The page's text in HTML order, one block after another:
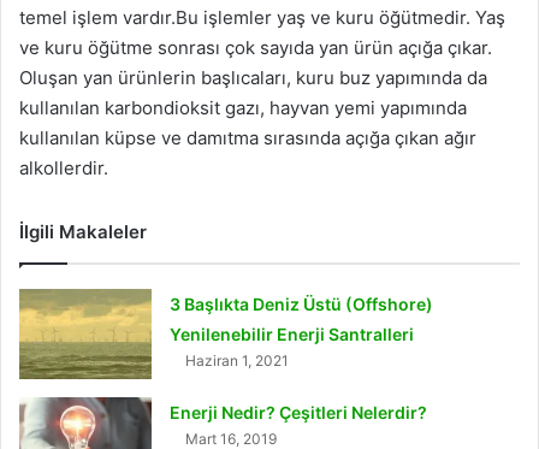
temel işlem vardır.Bu işlemler yaş ve kuru öğütmedir. Yaş
ve kuru öğütme sonrası çok sayıda yan ürün açığa çıkar.
Oluşan yan ürünlerin başlıcaları, kuru buz yapımında da
kullanılan karbondioksit gazı, hayvan yemi yapımında
kullanılan küpse ve damıtma sırasında açığa çıkan ağır
alkollerdir.
İlgili Makaleler
3 Başlıkta Deniz Üstü (Offshore)
Yenilenebilir Enerji Santralleri
Haziran 1, 2021
Enerji Nedir? Çeşitleri Nelerdir?
Mart 16, 2019